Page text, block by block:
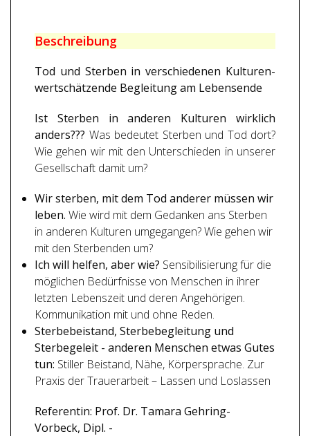
Beschreibung
Tod und Sterben in verschiedenen Kulturen-
wertschätzende Begleitung am Lebensende
Ist Sterben in anderen Kulturen wirklich
anders??? Was bedeutet Sterben und Tod dort?
Wie gehen wir mit den Unterschieden in unserer
Gesellschaft damit um?
Wir sterben, mit dem Tod anderer müssen wir
leben. Wie wird mit dem Gedanken ans Sterben
in anderen Kulturen umgegangen? Wie gehen wir
mit den Sterbenden um?
Ich will helfen, aber wie? Sensibilisierung für die
möglichen Bedürfnisse von Menschen in ihrer
letzten Lebenszeit und deren Angehörigen.
Kommunikation mit und ohne Reden.
Sterbebeistand, Sterbebegleitung und
Sterbegeleit - anderen Menschen etwas Gutes
tun: Stiller Beistand, Nähe, Körpersprache. Zur
Praxis der Trauerarbeit – Lassen und Loslassen
Referentin: Prof. Dr. Tamara Gehring-
Vorbeck, Dipl. -